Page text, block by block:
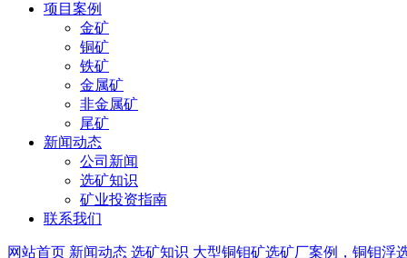
项目案例
金矿
铜矿
铁矿
金属矿
非金属矿
尾矿
新闻动态
公司新闻
选矿知识
矿业投资指南
联系我们
网站首页 新闻动态 选矿知识 大型铜钼矿选矿厂案例，铜钼浮